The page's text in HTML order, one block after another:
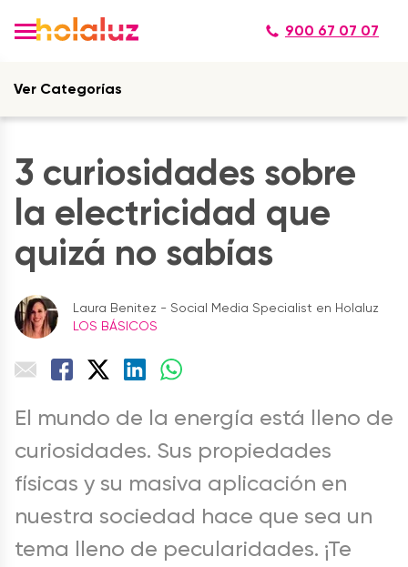
900 67 07 07
Ver Categorías
3 curiosidades sobre
la electricidad que
quizá no sabías
Laura Benitez - Social Media Specialist en Holaluz
LOS BÁSICOS
El mundo de la energía está lleno de
curiosidades. Sus propiedades
físicas y su masiva aplicación en
nuestra sociedad hace que sea un
tema lleno de pecularidades. ¡Te